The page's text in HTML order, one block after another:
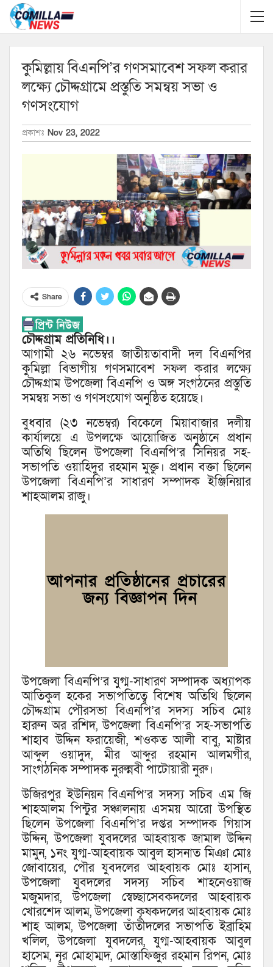
কুমিল্লায় বিএনপি’র গণসমাবেশ সফল করার
লক্ষ্যে চৌদ্দগ্রামে প্রস্তুতি সমন্বয় সভা ও
গণসংযোগ
প্রকাশঃ Nov 23, 2022
Share
চৌদ্দগ্রাম প্রতিনিধি।।
আগামী ২৬ নভেম্বর জাতীয়তাবাদী দল বিএনপির
কুমিল্লা বিভাগীয় গণসমাবেশ সফল করার লক্ষ্যে
চৌদ্দগ্রাম উপজেলা বিএনপি ও অঙ্গ সংগঠনের প্রস্তুতি
সমন্বয় সভা ও গণসংযোগ অনুষ্ঠিত হয়েছে।
বুধবার (২৩ নভেম্বর) বিকেলে মিয়াবাজার দলীয়
কার্যালয়ে এ উপলক্ষে আয়োজিত অনুষ্ঠানে প্রধান
অতিথি ছিলেন উপজেলা বিএনপি’র সিনিয়র সহ-
সভাপতি ওয়াহিদুর রহমান মুক্তু। প্রধান বক্তা ছিলেন
উপজেলা বিএনপি’র সাধারণ সম্পাদক ইঞ্জিনিয়ার
শাহআলম রাজু।
উপজেলা বিএনপি’র যুগ্ম-সাধারণ সম্পাদক অধ্যাপক
আতিকুল হকের সভাপতিত্বে বিশেষ অতিথি ছিলেন
চৌদ্দগ্রাম পৌরসভা বিএনপি’র সদস্য সচিব মোঃ
হারুন অর রশিদ, উপজেলা বিএনপি’র সহ-সভাপতি
শাহাব উদ্দিন ফরায়েজী, শওকত আলী বাবু, মাষ্টার
আব্দুল ওয়াদুদ, মীর আব্দুর রহমান আলমগীর,
সাংগঠনিক সম্পাদক নুরুন্নবী পাটোয়ারী নুরু।
উজিরপুর ইউনিয়ন বিএনপি’র সদস্য সচিব এম জি
শাহআলম পিন্টুর সঞ্চালনায় এসময় আরো উপস্থিত
ছিলেন উপজেলা বিএনপি’র দপ্তর সম্পাদক গিয়াস
উদ্দিন, উপজেলা যুবদলের আহবায়ক জামাল উদ্দিন
মামুন, ১নং যুগ্ম-আহবায়ক আবুল হাসনাত মিঞা মোঃ
জোবায়ের, পৌর যুবদলের আহবায়ক মোঃ হাসান,
উপজেলা যুবদলের সদস্য সচিব শাহনেওয়াজ
মজুমদার, উপজেলা স্বেচ্ছাসেবকদলের আহবায়ক
খোরশেদ আলম, উপজেলা কৃষকদলের আহবায়ক মোঃ
শাহ আলম, উপজেলা তাঁতীদলের সভাপতি ইব্রাহিম
খলিল, উপজেলা যুবদলের, যুগ্ম-আহবায়ক আবুল
হাসেম, নূর মোহাম্মদ, মোস্তাফিজুর রহমান রিপন, মোঃ